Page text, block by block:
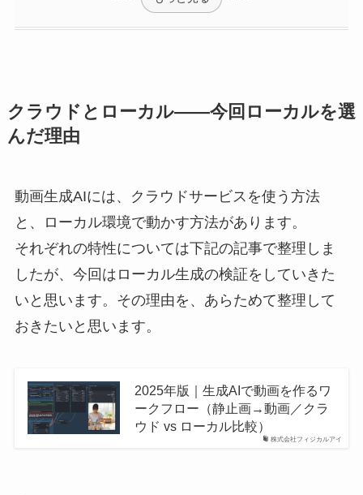
クラウドとローカル——今回ローカルを選
んだ理由
動画生成AIには、クラウドサービスを使う方法
と、ローカル環境で動かす方法があります。
それぞれの特性については下記の記事で整理しま
したが、今回はローカル生成の検証をしていきた
いと思います。その理由を、あらためて整理して
おきたいと思います。
株式会社フィジカルアイ
2025年版｜生成AIで動画を作るワ
ークフロー（静止画→動画／クラ
ウド vs ローカル比較）